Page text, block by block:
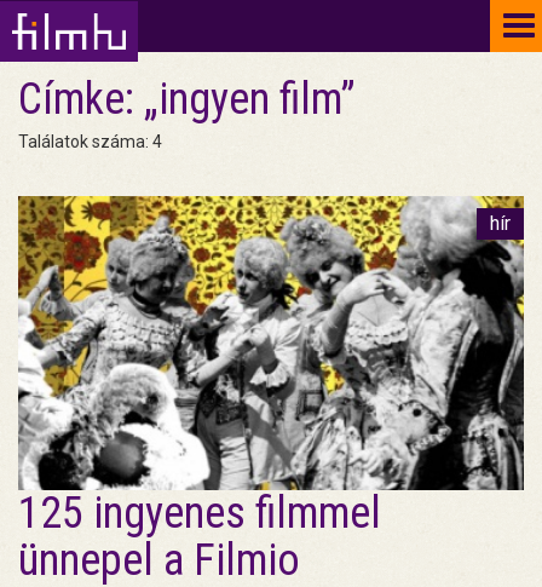
Címke: „ingyen film”
Találatok száma: 4
hír
125 ingyenes filmmel
ünnepel a Filmio